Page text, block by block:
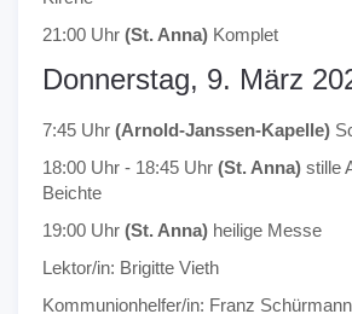
21:00 Uhr (St. Anna) Komplet
Donnerstag, 9. März
7:45 Uhr (Arnold-Janssen-Kapelle)
18:00 Uhr - 18:45 Uhr (St. Anna) stille
Beichte
19:00 Uhr (St. Anna) heilige Messe
Lektor/in: Brigitte Vieth
Kommunionhelfer/in: Franz Schürmann